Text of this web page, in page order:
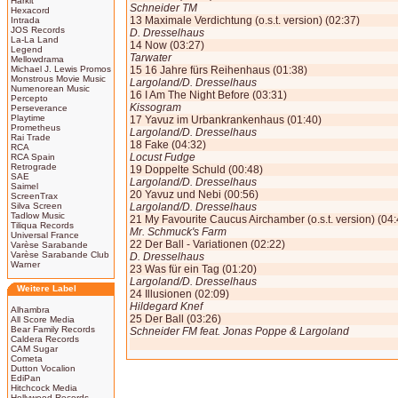
Hexacord
Intrada
JOS Records
La-La Land
Legend
Mellowdrama
Michael J. Lewis Promos
Monstrous Movie Music
Numenorean Music
Percepto
Perseverance
Playtime
Prometheus
Rai Trade
RCA
RCA Spain
Retrograde
SAE
Saimel
ScreenTrax
Silva Screen
Tadlow Music
Tiliqua Records
Universal France
Varèse Sarabande
Varèse Sarabande Club
Warner
Weitere Label
Alhambra
All Score Media
Bear Family Records
Caldera Records
CAM Sugar
Cometa
Dutton Vocalion
EdiPan
Hitchcock Media
Schneider TM
13 Maximale Verdichtung (o.s.t. version) (02:37)
D. Dresselhaus
14 Now (03:27)
Tarwater
15 16 Jahre fürs Reihenhaus (01:38)
Largoland/D. Dresselhaus
16 I Am The Night Before (03:31)
Kissogram
17 Yavuz im Urbankrankenhaus (01:40)
Largoland/D. Dresselhaus
18 Fake (04:32)
Locust Fudge
19 Doppelte Schuld (00:48)
Largoland/D. Dresselhaus
20 Yavuz und Nebi (00:56)
Largoland/D. Dresselhaus
21 My Favourite Caucus Airchamber (o.s.t. version)
Mr. Schmuck's Farm
22 Der Ball - Variationen (02:22)
D. Dresselhaus
23 Was für ein Tag (01:20)
Largoland/D. Dresselhaus
24 Illusionen (02:09)
Hildegard Knef
25 Der Ball (03:26)
Schneider FM feat. Jonas Poppe & Largoland